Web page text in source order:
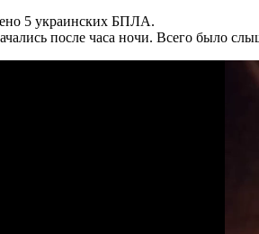
5 украинских БПЛА.
после часа ночи. Всего было